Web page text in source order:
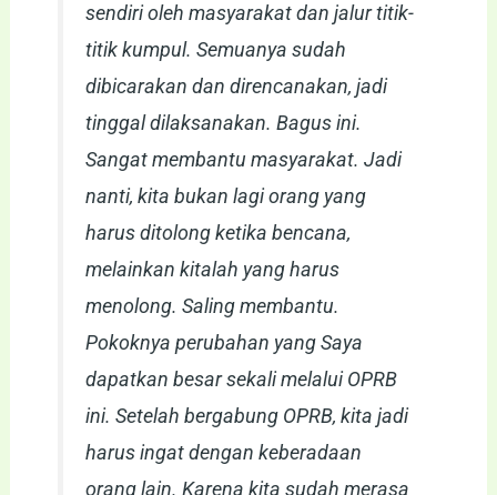
sendiri oleh masyarakat dan jalur titik-
titik kumpul. Semuanya sudah
dibicarakan dan direncanakan, jadi
tinggal dilaksanakan. Bagus ini.
Sangat membantu masyarakat. Jadi
nanti, kita bukan lagi orang yang
harus ditolong ketika bencana,
melainkan kitalah yang harus
menolong. Saling membantu.
Pokoknya perubahan yang Saya
dapatkan besar sekali melalui OPRB
ini. Setelah bergabung OPRB, kita jadi
harus ingat dengan keberadaan
orang lain. Karena kita sudah merasa